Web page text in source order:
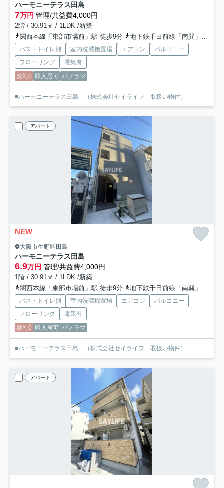
ハーモニーテラス田島
7万円 管理/共益費4,000円
2階 / 30.91㎡ / 1LDK /新築
関西本線「東部市場前」駅 徒歩9分
地下鉄千日前線「南巽」駅 徒歩17分
バス・トイレ別 室内洗濯機置場 エアコン
バルコニー
フローリング
電気有
敷礼0 即入居可 パノラマ
■ハーモニーテラス田島 （株式会社セイライフ 取扱い物件）
アパート
NEW
大阪市生野区田島
ハーモニーテラス田島
6.9万円 管理/共益費4,000円
1階 / 30.91㎡ / 1LDK /新築
関西本線「東部市場前」駅 徒歩9分
地下鉄千日前線「南巽」駅 徒歩17分
バス・トイレ別 室内洗濯機置場 エアコン
バルコニー
フローリング
電気有
敷礼0 即入居可 パノラマ
■ハーモニーテラス田島 （株式会社セイライフ 取扱い物件）
アパート